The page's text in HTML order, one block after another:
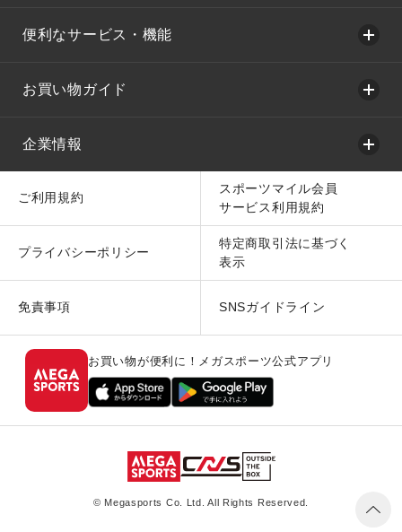
便利なサービス・機能
お買い物ガイド
企業情報
ご利用規約
スポーツマイル会員
サービス利用規約
プライバシーポリシー
特定商取引法に基づく
表示
免責事項 SNSガイドライン
お買い物が便利に！メガスポーツ公式アプリ
© Megasports Co. Ltd. All Rights Reserved.